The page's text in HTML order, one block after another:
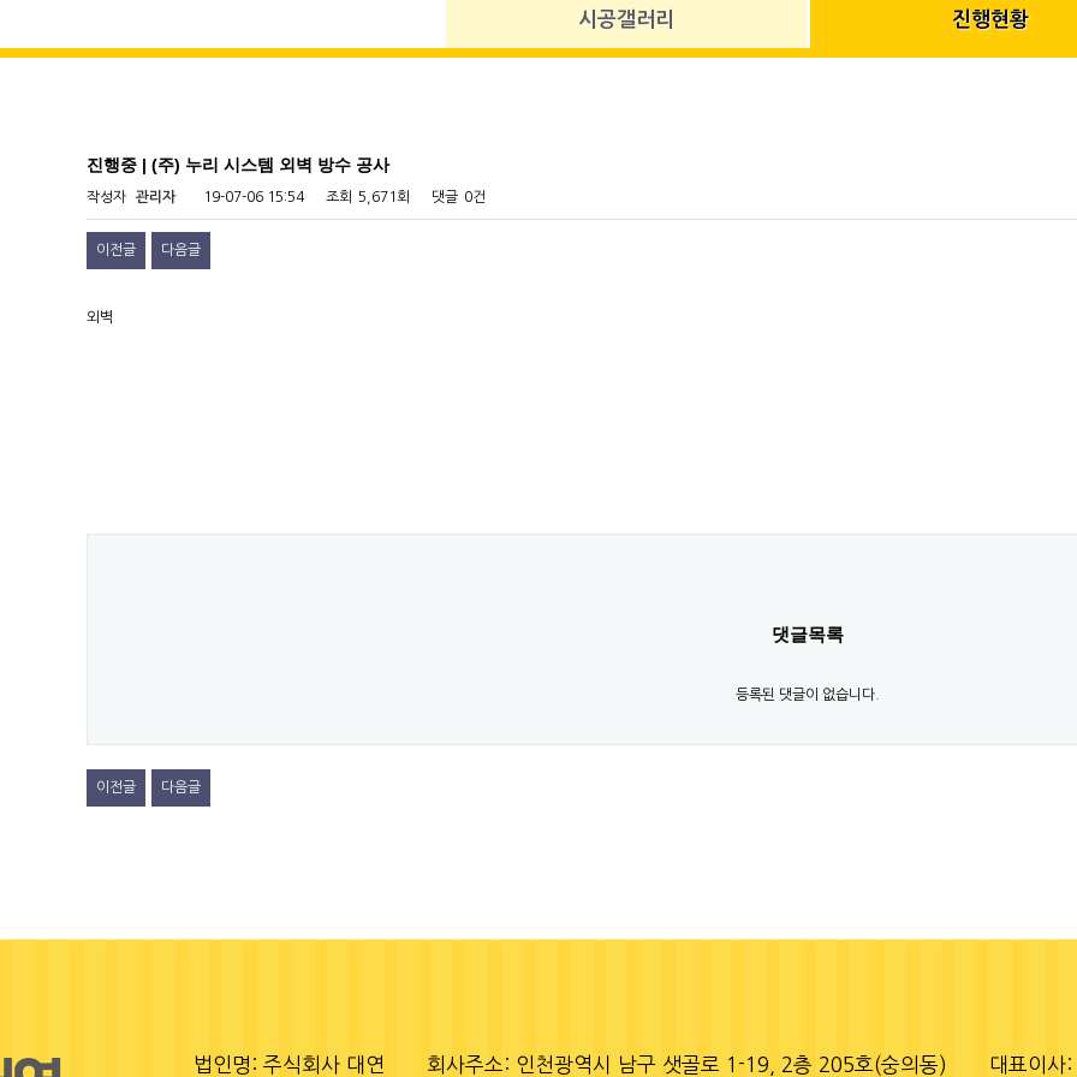
시공갤러리 진행현황
진행중 | (주) 누리 시스템 외벽 방수 공사
작성자 관리자 19-07-06 15:54 조회 5,671회 댓글 0건
이전글 다음글
외벽
댓글목록
등록된 댓글이 없습니다.
이전글 다음글
법인명: 주식회사 대연 회사주소: 인천광역시 남구 샛골로 1-19, 2층 205호(숭의동) 대표이사: